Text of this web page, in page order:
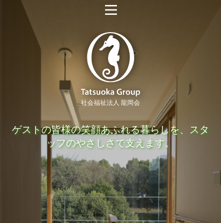
社会福祉法人 龍岡会
ゲストの皆様の笑顔あふれる暮らしを、スタ
ッフのやさしさで支えます。